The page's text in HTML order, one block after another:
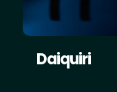
Daiquiri